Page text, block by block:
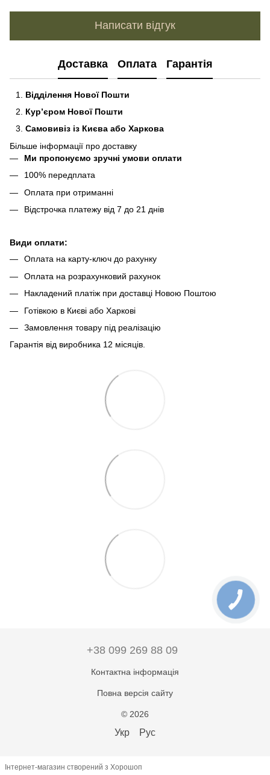
Написати відгук
Доставка Оплата Гарантія
Відділення Нової Пошти
Кур’єром Нової Пошти
Самовивіз із Києва або Харкова
Більше інформації про доставку
Ми пропонуємо зручні умови оплати
100% передплата
Оплата при отриманні
Відстрочка платежу від 7 до 21 днів
Види оплати:
Оплата на карту-ключ до рахунку
Оплата на розрахунковий рахунок
Накладений платіж при доставці Новою Поштою
Готівкою в Києві або Харкові
Замовлення товару під реалізацію
Гарантія від виробника 12 місяців.
+38 099 269 88 09
Контактна інформація
Повна версія сайту
© 2026
Укр Рус
Інтернет-магазин створений з Хорошоп